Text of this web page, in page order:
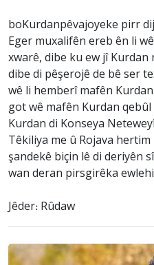
boKurdanpêvajoyeke pirr
Eger muxalifên ereb ên li
xwarê, dibe ku ew jî
dibe di pêşerojê de bê ser
wê li hemberî mafên
got wê mafên Kurdan
Kurdan di Konseya
Têkiliya me û Rojava
şandekê biçin lê di deriyên
wan deran pirsgirêka
Jêder: Rûdaw